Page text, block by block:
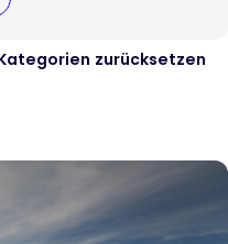
zurücksetzen